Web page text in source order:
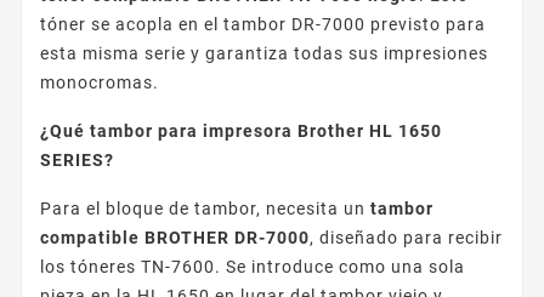
tóner se acopla en el tambor DR-7000 previsto para
esta misma serie y garantiza todas sus impresiones
monocromas.
¿Qué tambor para impresora Brother HL 1650
SERIES?
Para el bloque de tambor, necesita un tambor
compatible BROTHER DR-7000, diseñado para recibir
los tóneres TN-7600. Se introduce como una sola